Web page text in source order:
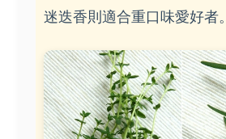
迷迭香則適合重口味愛好者。